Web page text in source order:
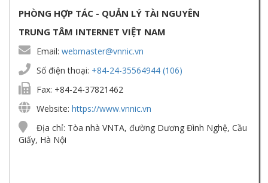
PHÒNG HỢP TÁC - QUẢN LÝ TÀI NGUYÊN
TRUNG TÂM INTERNET VIỆT NAM
Email: webmaster@vnnic.vn
Số điện thoại: +84-24-35564944 (106)
Fax: +84-24-37821462
Website: https://www.vnnic.vn
Địa chỉ: Tòa nhà VNTA, đường Dương Đình Nghệ, Cầu
Giấy, Hà Nội